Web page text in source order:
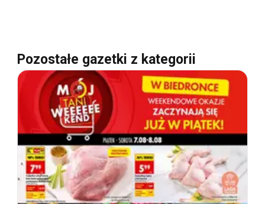
Pozostałe gazetki z kategorii